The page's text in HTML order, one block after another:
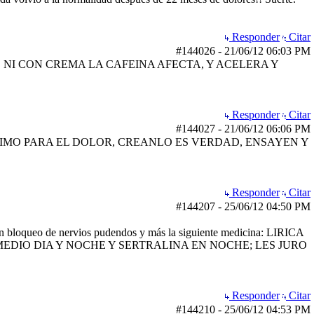
Responder
Citar
#144026 - 21/06/12 06:03 PM
CON CREMA LA CAFEINA AFECTA, Y ACELERA Y
Responder
Citar
#144027 - 21/06/12 06:06 PM
PARA EL DOLOR, CREANLO ES VERDAD, ENSAYEN Y
Responder
Citar
#144207 - 25/06/12 04:50 PM
de nervios pudendos y más la siguiente medicina: LIRICA
DIA Y NOCHE Y SERTRALINA EN NOCHE; LES JURO
Responder
Citar
#144210 - 25/06/12 04:53 PM